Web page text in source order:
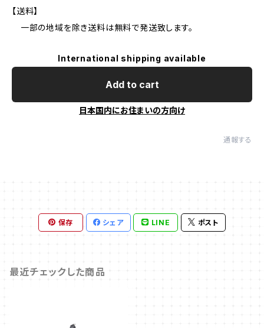
【送料】
一部の地域を除き送料は無料で発送致します。
International shipping available
Add to cart
日本国内にお住まいの方向け
通報する
保存 シェア LINE ポスト
最近チェックした商品